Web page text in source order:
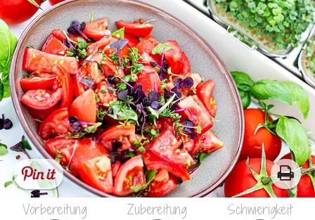
Vorbereitung Zubereitung Schwierigkeit